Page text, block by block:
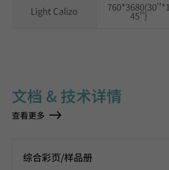
Light Calizo 760*3680(30''*1
45'')
文档 & 技术详情
查看更多
综合彩页/样品册